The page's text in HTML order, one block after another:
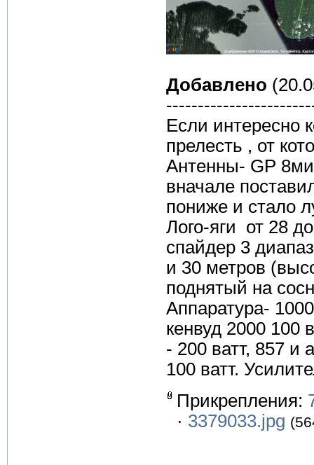
Добавлено
Если интересно
прелесть , от
Антенны- GP
вначале
пониже и стало
Лого-яги от 28
спайдер 3
и 30 метров
поднятый на
Аппаратура-
кенвуд 2000 100
- 200 ватт, 857 и
100 ватт.
Прикрепления:
· 3379033.jpg